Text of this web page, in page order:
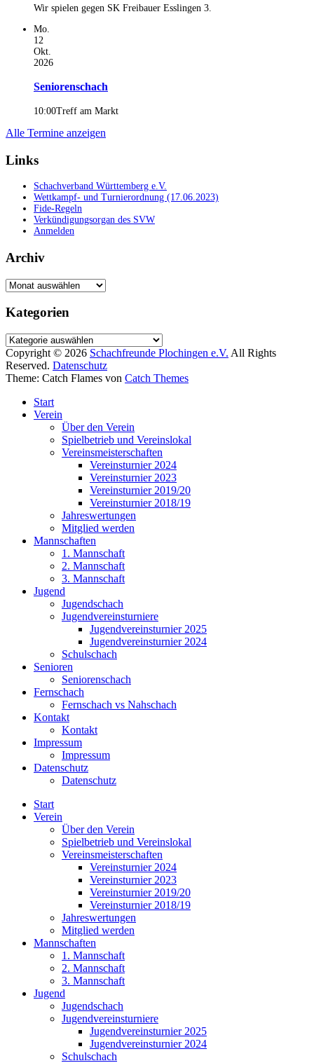
Wir spielen gegen SK Freibauer Esslingen 3.
Mo.
12
Okt.
2026
Seniorenschach
10:00Treff am Markt
Alle Termine anzeigen
Links
Schachverband Württemberg e.V.
Wettkampf- und Turnierordnung (17.06.2023)
Fide-Regeln
Verkündigungsorgan des SVW
Anmelden
Archiv
Archiv
Kategorien
Kategorien
Copyright © 2026 Schachfreunde Plochingen e.V. All Rights
Reserved. Datenschutz
Theme: Catch Flames von Catch Themes
Start
Verein
Über den Verein
Spielbetrieb und Vereinslokal
Vereinsmeisterschaften
Vereinsturnier 2024
Vereinsturnier 2023
Vereinsturnier 2019/20
Vereinsturnier 2018/19
Jahreswertungen
Mitglied werden
Mannschaften
1. Mannschaft
2. Mannschaft
3. Mannschaft
Jugend
Jugendschach
Jugendvereinsturniere
Jugendvereinsturnier 2025
Jugendvereinsturnier 2024
Schulschach
Senioren
Seniorenschach
Fernschach
Fernschach vs Nahschach
Kontakt
Kontakt
Impressum
Impressum
Datenschutz
Datenschutz
Start
Verein
Über den Verein
Spielbetrieb und Vereinslokal
Vereinsmeisterschaften
Vereinsturnier 2024
Vereinsturnier 2023
Vereinsturnier 2019/20
Vereinsturnier 2018/19
Jahreswertungen
Mitglied werden
Mannschaften
1. Mannschaft
2. Mannschaft
3. Mannschaft
Jugend
Jugendschach
Jugendvereinsturniere
Jugendvereinsturnier 2025
Jugendvereinsturnier 2024
Schulschach